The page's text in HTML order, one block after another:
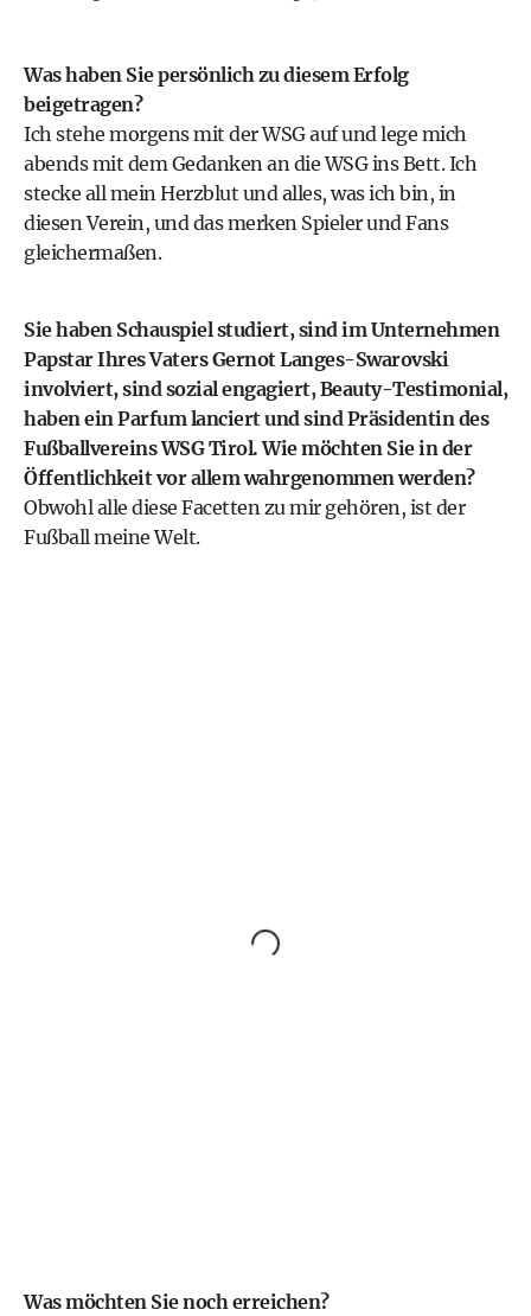
Was haben Sie persönlich zu diesem Erfolg
beigetragen?
Ich stehe morgens mit der WSG auf und lege mich
abends mit dem Gedanken an die WSG ins Bett. Ich
stecke all mein Herzblut und alles, was ich bin, in
diesen Verein, und das merken Spieler und Fans
gleichermaßen.
Sie haben Schauspiel studiert, sind im Unternehmen
Papstar Ihres Vaters Gernot Langes-Swarovski
involviert, sind sozial engagiert, Beauty-Testimonial,
haben ein Parfum lanciert und sind Präsidentin des
Fußballvereins WSG Tirol. Wie möchten Sie in der
Öffentlichkeit vor allem wahrgenommen werden?
Obwohl alle diese Facetten zu mir gehören, ist der
Fußball meine Welt.
Was möchten Sie noch erreichen?